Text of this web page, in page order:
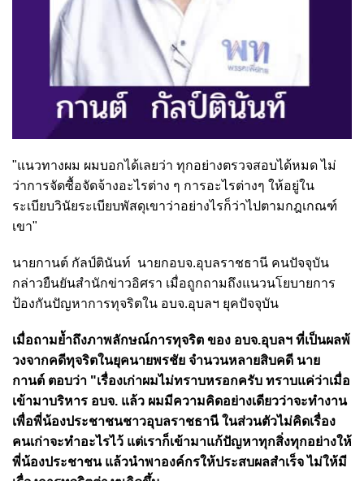
"แนวทางผม ผมบอกได้เลยว่า ทุกอย่างตรวจสอบได้หมด ไม่
ว่าการจัดซื้อจัดจ้างอะไรต่าง ๆ การอะไรต่างๆ ให้อยู่ใน
ระเบียบวินัยระเบียบพัสดุเขาว่าอย่างไรก็ว่าไปตามกฎเกณฑ์
เขา"
นายกานต์ กัลป์ตินันท์ นายกอบจ.อุบลราชธานี คนปัจจุบัน
กล่าวยืนยันสำนักข่าวอิศรา เมื่อถูกถามถึงแนวนโยบายการ
ป้องกันปัญหาการทุจริตใน อบจ.อุบลฯ ยุคปัจจุบัน
เมื่อถามย้ำถึงภาพลักษณ์การทุจริต ของ อบจ.อุบลฯ ที่เป็นผลพ้
วงจากคดีทุจริตในยุคนายพรชัย จำนวนหลายสิบคดี นาย
กานต์ ตอบว่า "เรื่องเก่าผมไม่ทราบหรอกครับ ทราบแค่ว่าเมื่อ
เข้ามาบริหาร อบจ. แล้ว ผมมีความคิดอย่างเดียวว่าจะทำงาน
เพื่อพี่น้องประชาชนชาวอุบลราชธานี ในส่วนตัวไม่คิดเรื่อง
คนเก่าจะทำอะไรไว้ แต่เราก็เข้ามาแก้ปัญหาทุกสิ่งทุกอย่างให้
พี่น้องประชาชน แล้วนำพาองค์กรให้ประสบผลสำเร็จ ไม่ให้มี